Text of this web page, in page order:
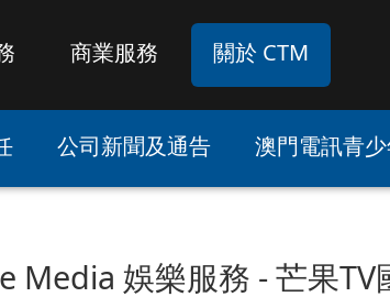
商業服務 關於 CTM
公司新聞及通告 澳門電訊青
Media 娛樂服務 - 芒果TV